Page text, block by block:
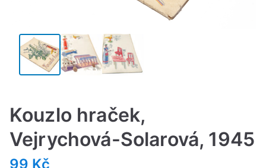
Kouzlo hraček,
Vejrychová-Solarová, 1945
99 Kč